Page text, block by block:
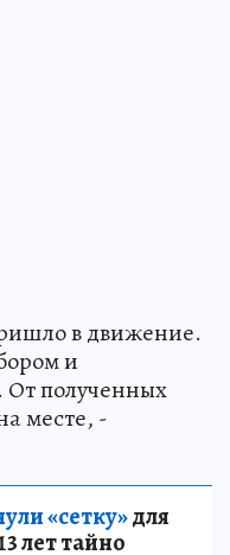
в движение.
и
От полученных
месте, -
«сетку»для
лет тайно